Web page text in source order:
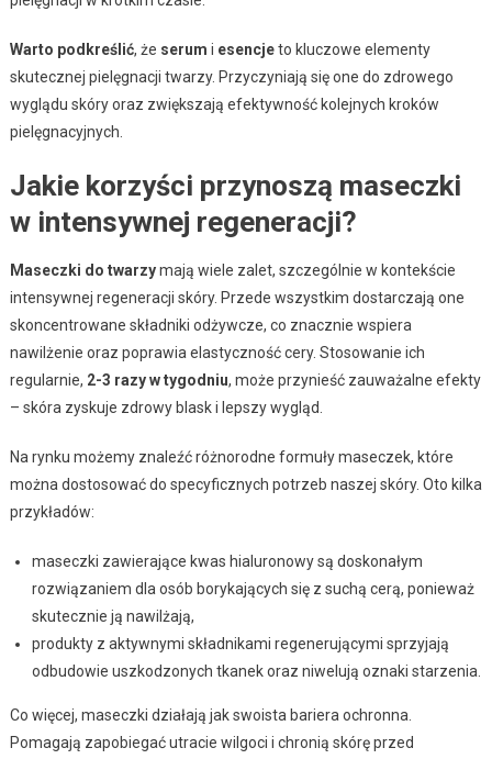
Warto podkreślić, że serum i esencjeto kluczowe elementy
skutecznej pielęgnacji twarzy. Przyczyniają się one do zdrowego
wyglądu skóry oraz zwiększają efektywność kolejnych kroków
pielęgnacyjnych.
Jakie korzyści przynoszą maseczki
w intensywnej regeneracji?
Maseczki do twarzymają wiele zalet, szczególnie w kontekście
intensywnej regeneracji skóry. Przede wszystkim dostarczają one
skoncentrowane składniki odżywcze, co znacznie wspiera
nawilżenie oraz poprawia elastyczność cery. Stosowanie ich
regularnie, 2-3 razy w tygodniu, może przynieść zauważalne efekty
– skóra zyskuje zdrowy blask i lepszy wygląd.
Na rynku możemy znaleźć różnorodne formuły maseczek, które
można dostosować do specyficznych potrzeb naszej skóry. Oto kilka
przykładów:
maseczki zawierające kwas hialuronowy są doskonałym
rozwiązaniem dla osób borykających się z suchą cerą, ponieważ
skutecznie ją nawilżają,
produkty z aktywnymi składnikami regenerującymi sprzyjają
odbudowie uszkodzonych tkanek oraz niwelują oznaki starzenia.
Co więcej, maseczki działają jak swoista bariera ochronna.
Pomagają zapobiegać utracie wilgoci i chronią skórę przed